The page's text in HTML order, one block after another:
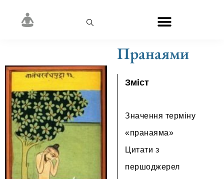
Пранаями
Зміст
Значення терміну
«пранаяма»
Цитати з
першоджерел